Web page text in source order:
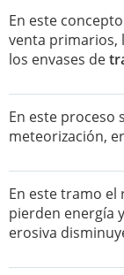
En este
venta primarios,
los envases de
En este proceso
meteorización,
En este tramo el
pierden energía
erosiva